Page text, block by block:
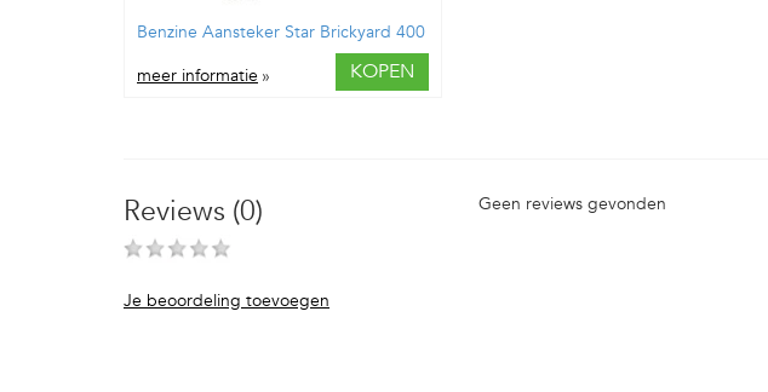
Benzine Aansteker Star Brickyard 400
meer informatie » KOPEN
Reviews (0)
Je beoordeling toevoegen
Geen reviews gevonden